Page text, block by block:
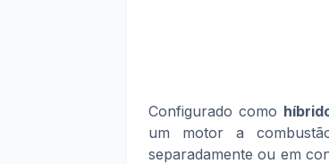
Configurado como
um motor a
separadamente ou em